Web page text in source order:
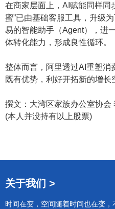
在商家层面上，AI赋能同样同
蜜”已由基础客服工具，升级
易的智能助手（Agent），进
体转化能力，形成良性循环。
整体而言，阿里透过AI重塑消
既有优势，利好开拓新的增长
撰文：大湾区家族办公室协会
(本人并没持有以上股票)
关于我们 >
时间在变，空间随着时间也在变，